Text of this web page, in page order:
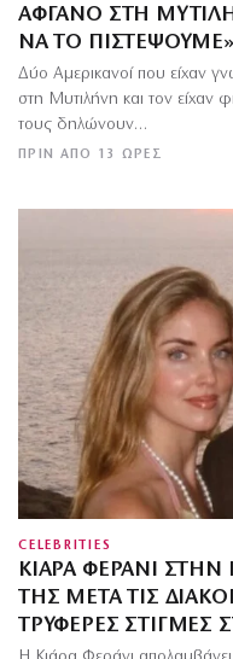
ΑΦΓΑΝΌ ΣΤΗ
ΝΑ ΤΟ ΠΙΣΤΈΨΟΥΜΕ»
ΠΡΙΝ ΑΠΌ 13 ΏΡΕΣ
Δύο Αμερικανοί που είχαν
στη Μυτιλήνη και τον είχαν
τους δηλώνουν…
CELEBRITIES
ΚΙΆΡΑ ΦΕΡΆΝΙ
ΤΗΣ ΜΕΤΆ ΤΙΣ
ΤΡΥΦΕΡΈΣ ΣΤΙΓΜΈΣ